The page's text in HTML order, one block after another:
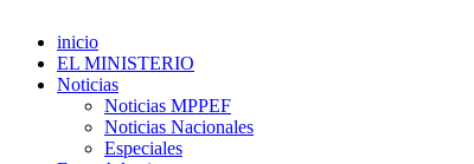
inicio
EL MINISTERIO
Noticias
Noticias MPPEF
Noticias Nacionales
Especiales